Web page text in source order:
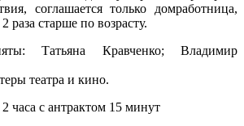
соглашается только домработница,
раза старше по возрасту.
Татьяна Кравченко; Владимир
театра и кино.
часа с антрактом 15 минут